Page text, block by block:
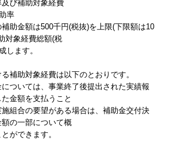
び補助対象経費
率
金額は500千円(税抜)を上限(下限額は10
対象経費総額(税
します。
対象経費は以下のとおりです。
ては、事業終了後提出された実績報
金額を支払うこと
合の要望がある場合は、補助金交付決
の一部について概
できます。